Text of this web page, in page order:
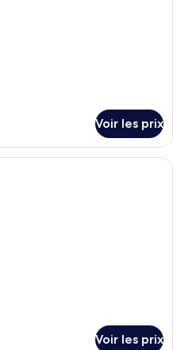
Voir les prix
Une chambre à coucher avec un lit,
Voir les prix